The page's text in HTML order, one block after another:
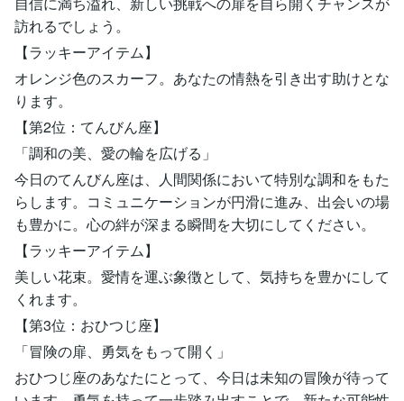
訪れるでしょう。
【ラッキーアイテム】
オレンジ色のスカーフ。あなたの情熱を引き出す助けとな
ります。
【第2位：てんびん座】
「調和の美、愛の輪を広げる」
今日のてんびん座は、人間関係において特別な調和をもた
らします。コミュニケーションが円滑に進み、出会いの場
も豊かに。心の絆が深まる瞬間を大切にしてください。
【ラッキーアイテム】
美しい花束。愛情を運ぶ象徴として、気持ちを豊かにして
くれます。
【第3位：おひつじ座】
「冒険の扉、勇気をもって開く」
おひつじ座のあなたにとって、今日は未知の冒険が待って